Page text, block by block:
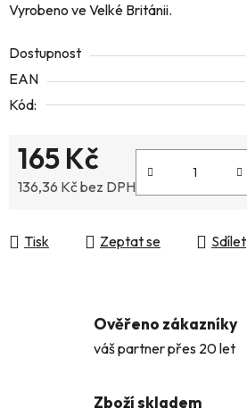
Vyrobeno ve Velké Británii.
Dostupnost
EAN
Kód:
165 Kč
136,36 Kč bez DPH
Tisk Zeptat se Sdílet
Ověřeno zákazníky
váš partner přes 20 let
Zboží skladem